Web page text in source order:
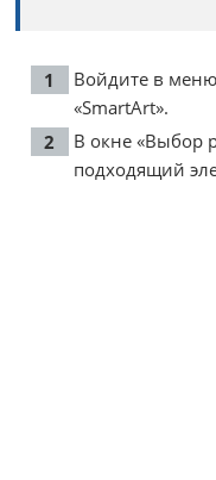
Войдите в
«SmartArt».
В окне «Выбор
подходящий